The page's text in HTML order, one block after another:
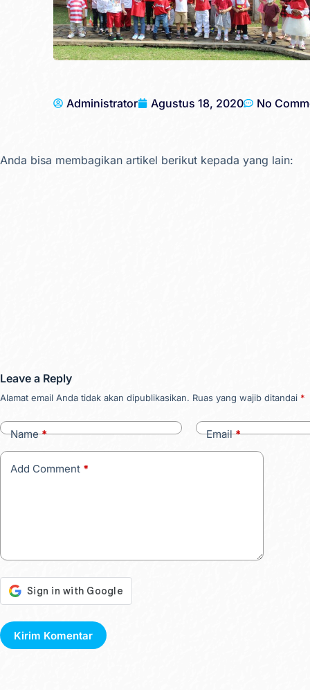
Administrator Agustus 18, 2020 No
Anda bisa membagikan artikel berikut kepada yang lain:
Leave a Reply
Alamat email Anda tidak akan dipublikasikan. Ruas yang wajib ditandai *
Name* Email*
Add Comment *
Kirim Komentar